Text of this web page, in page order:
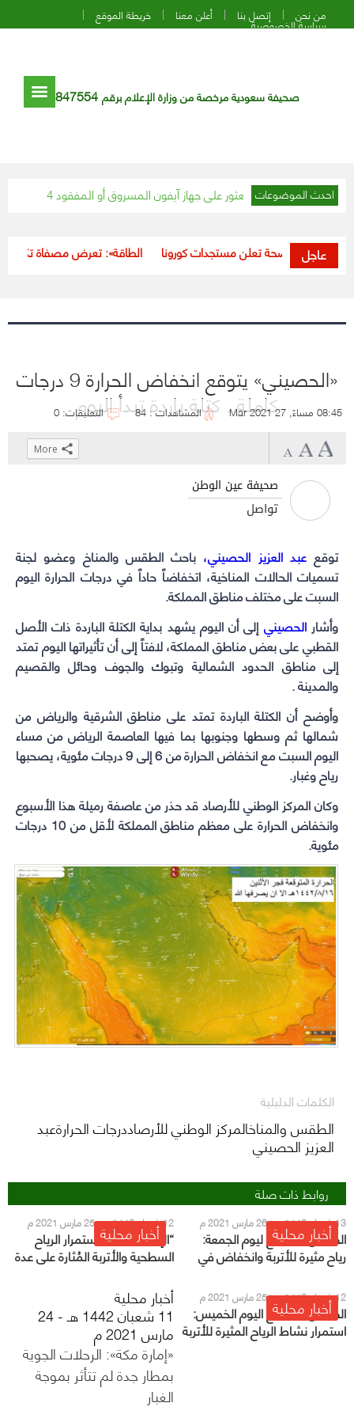
من نحن إتصل بنا أعلن معنا خريطة الموقع
سياسة الخصوصية
صحيفة سعودية مرخصة من وزارة الإعلام برقم 847554
احدث الموضوعات «الأحوال إلى معرفتها للعثور على جهاز آيفون المسروق أو المفقود
عاجل «الطاقة»: تعرض مصفاة تكرير وزارة الصحة تعلن مستجدات كورونا
«الحصيني» يتوقع انخفاض الحرارة 9 درجات
كاملة.. كتلة باردة تبدأ اليوم 08:45 مساءً, 27 Mar 2021 المشاهدات : 84 التعليقات: 0
صحيفة عين الوطن
تواصل
توقععبد العزيز الحصيني، باحث الطقس والمناخ وعضو لجنة
تسميات الحالات المناخية، اتخفاضاً حاداً في درجات الحرارة اليوم
السبت على مختلف مناطق المملكة.
وأشارالحصيني إلى أن اليوم يشهد بداية الكتلة الباردة ذات الأصل
القطبي على بعض مناطق المملكة، لافتاً إلى أن تأثيراتها اليوم تمتد
إلى مناطق الحدود الشمالية وتبوك والجوف وحائل والقصيم
والمدينة .
وأوضح أن الكتلة الباردة تمتد على مناطق الشرقية والرياض من
شمالها ثم وسطها وجنوبها بما فيها العاصمة الرياض من مساء
اليوم السبت مع انخفاض الحرارة من 6 إلى 9 درجات مئوية، يصحبها
رياح وغبار.
وكان المركز الوطني للأرصاد قد حذر من عاصفة رميلة هذا الأسبوع
وانخفاض الحرارة على معظم مناطق المملكة لأقل من 10 درجات
مئوية.
(Opens
in
(Opens
in
(Opens
in
Click
(Opens
in
More
الكلمات الدليلية
الطقس والمناخالمركز الوطني للأرصاددرجات الحرارةعبد
العزيز الحصيني
روابط ذات صلة
أخبار محلية13 شعبان 1442 هـ - 26 مارس 2021 م
الطقس المتوقع ليوم الجمعة:
رياح مثيرة للأتربة وانخفاض في
درجات الحرارة
أخبار محلية12 شعبان 1442 هـ - 25 مارس 2021 م
“الإنذار المبكر”: استمرار الرياح
السطحية والأتربة المُثارة على عدة
أخبار محلية12 شعبان 1442 هـ - 25 مارس 2021 م
الطقس المتوقع اليوم الخميس:
استمرار نشاط الرياح المثيرة للأتربة
أخبار محلية
11 شعبان 1442 هـ - 24
مارس 2021 م
«إمارة مكة»: الرحلات الجوية
بمطار جدة لم تتأثر بموجة
الغبار